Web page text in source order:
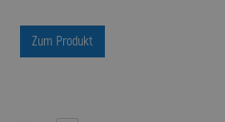
Zum Produkt